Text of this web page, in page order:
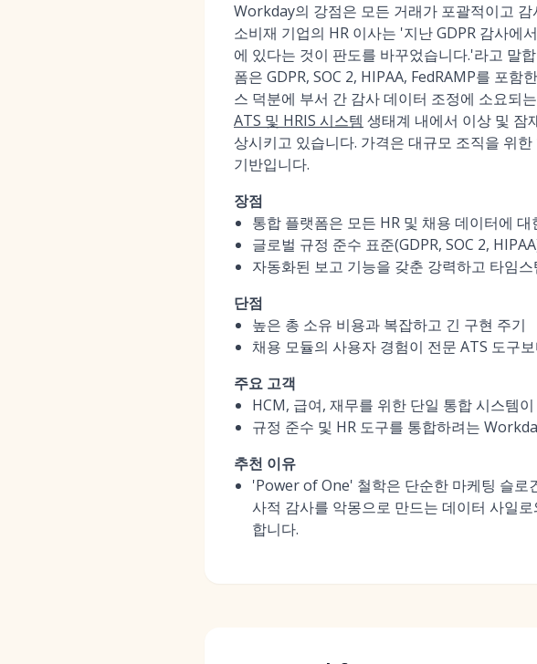
Workday의 강점은 모든 거래가 포괄적이고
소비재 기업의 HR 이사는 '지난 GDPR 감사에
에 있다는 것이 판도를 바꾸었습니다.'라고 말
폼은 GDPR, SOC 2, HIPAA, FedRAMP를 포
스 덕분에 부서 간 감사 데이터 조정에 소요되
ATS 및 HRIS 시스템 생태계 내에서 이상 및 잠
상시키고 있습니다. 가격은 대규모 조직을 위
기반입니다.
장점
통합 플랫폼은 모든 HR 및 채용 데이터에
글로벌 규정 준수 표준(GDPR, SOC 2,
자동화된 보고 기능을 갖춘 강력하고 타임
단점
높은 총 소유 비용과 복잡하고 긴 구현 주기
채용 모듈의 사용자 경험이 전문 ATS 도구
주요 고객
HCM, 급여, 재무를 위한 단일 통합 시스템
규정 준수 및 HR 도구를 통합하려는
추천 이유
'Power of One' 철학은 단순한 마케팅 슬로
사적 감사를 악몽으로 만드는 데이터 사일
합니다.